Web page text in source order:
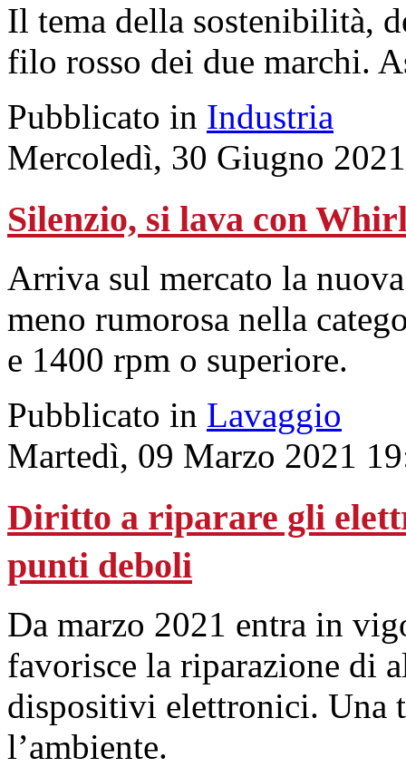
Il tema della sostenibilità,
filo rosso dei due marchi.
Pubblicato in Industria
Mercoledì, 30 Giugno
Silenzio, si lava con
Arriva sul mercato la
meno rumorosa nella
e 1400 rpm o superiore.
Pubblicato in Lavaggio
Martedì, 09 Marzo 2021
Diritto a riparare gli
punti deboli
Da marzo 2021 entra in
favorisce la riparazione di
dispositivi elettronici. Una
l’ambiente.